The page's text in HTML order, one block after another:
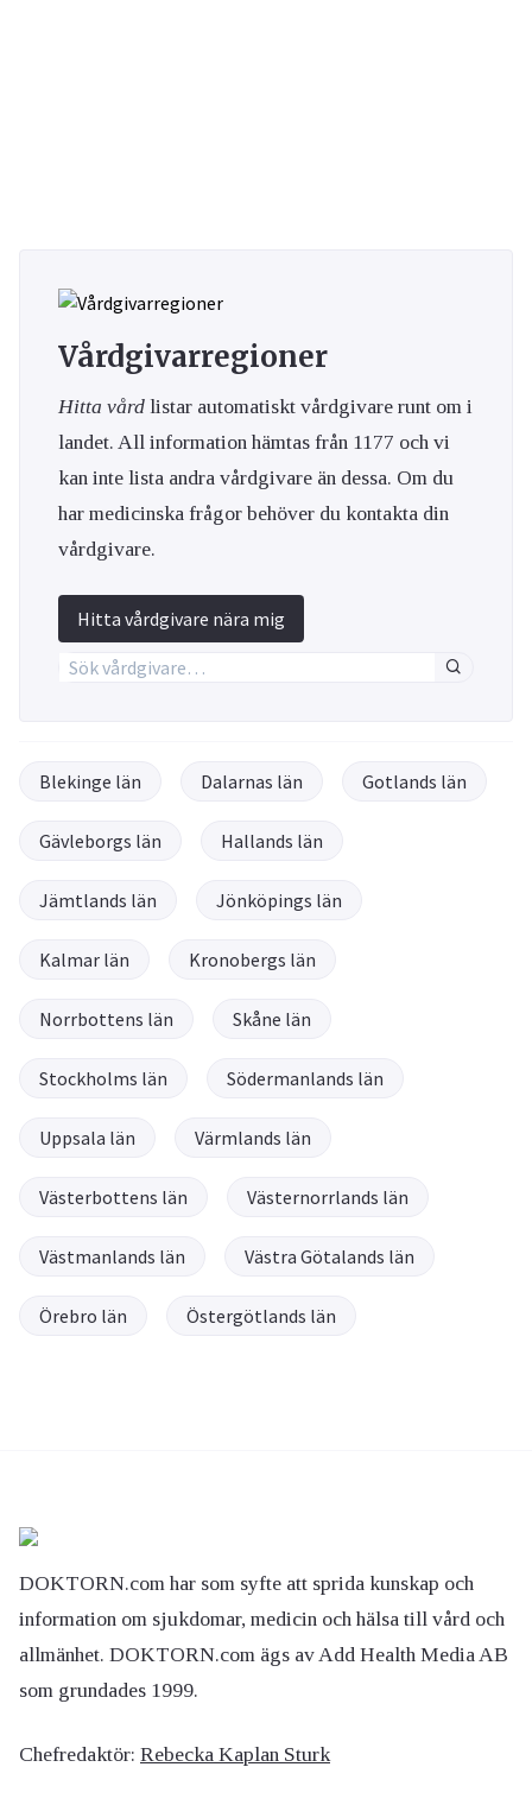
Vårdgivarregioner
Hitta vård listar automatiskt vårdgivare runt om i
landet. All information hämtas från 1177 och vi
kan inte lista andra vårdgivare än dessa. Om du
har medicinska frågor behöver du kontakta din
vårdgivare.
Hitta vårdgivare nära mig
Blekinge län Dalarnas län Gotlands län
Gävleborgs län Hallands län
Jämtlands län Jönköpings län
Kalmar län Kronobergs län
Norrbottens län Skåne län
Stockholms län Södermanlands län
Uppsala län Värmlands län
Västerbottens län Västernorrlands län
Västmanlands län Västra Götalands län
Örebro län Östergötlands län
DOKTORN.com har som syfte att sprida kunskap och
information om sjukdomar, medicin och hälsa till vård och
allmänhet. DOKTORN.com ägs av Add Health Media AB
som grundades 1999.
Chefredaktör: Rebecka Kaplan Sturk